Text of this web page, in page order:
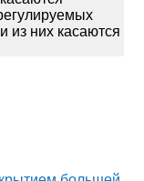
из них касаются